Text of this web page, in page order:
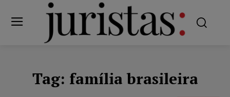
Tag: família brasileira